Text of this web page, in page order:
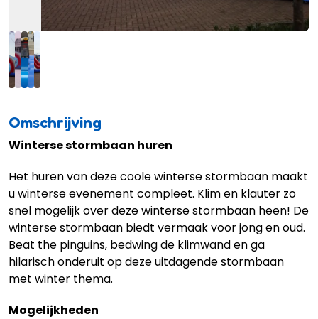
Omschrijving
Winterse stormbaan huren
Het huren van deze coole winterse stormbaan maakt
u winterse evenement compleet. Klim en klauter zo
snel mogelijk over deze winterse stormbaan heen! De
winterse stormbaan biedt vermaak voor jong en oud.
Beat the pinguins, bedwing de klimwand en ga
hilarisch onderuit op deze uitdagende stormbaan
met winter thema.
Mogelijkheden